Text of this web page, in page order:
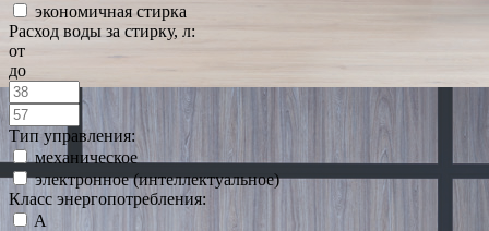
экономичная стирка
Расход воды за стирку, л:
от
до
Тип управления:
механическое
электронное (интеллектуальное)
Класс энергопотребления:
A